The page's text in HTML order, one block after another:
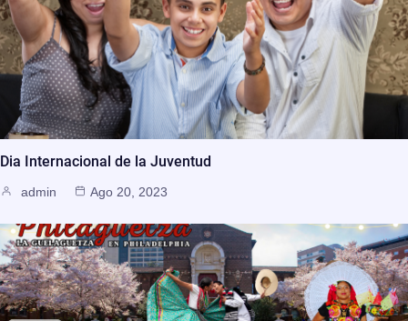
Dia Internacional de la Juventud
admin Ago 20, 2023